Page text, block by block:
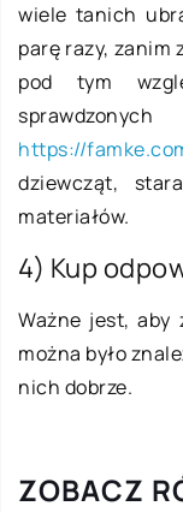
wiele tanich
parę razy, zanim
pod tym
https://
dziewcząt,
materiałów.
4) Kup
Ważne jest, aby
można było
nich dobrze.
ZOBACZ